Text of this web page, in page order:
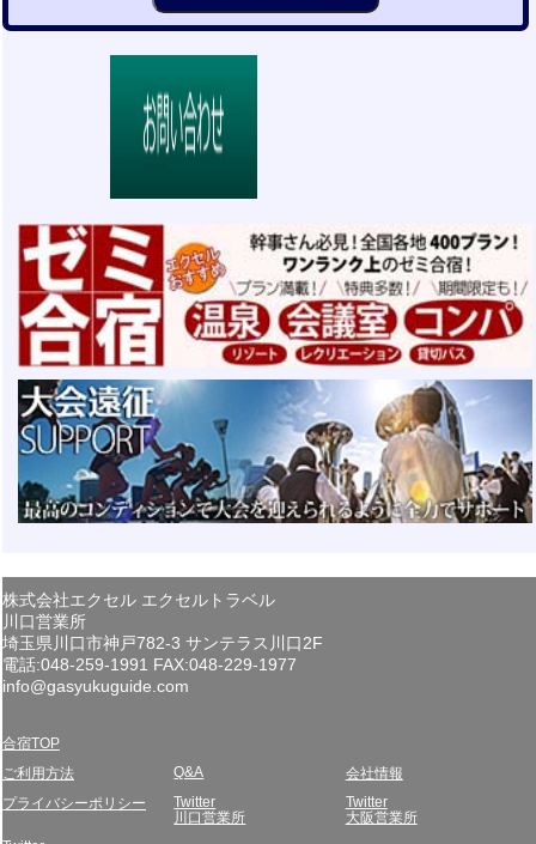
株式会社エクセル エクセルトラベル
川口営業所
埼玉県川口市神戸782-3 サンテラス川口2F
電話:048-259-1991 FAX:048-229-1977
info@gasyukuguide.com
合宿TOP
ご利用方法 Q&A 会社情報
プライバシーポリシー
Twitter
川口営業所
Twitter
大阪営業所